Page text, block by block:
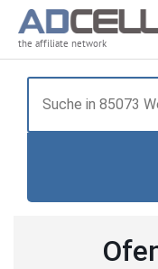
the affiliate network